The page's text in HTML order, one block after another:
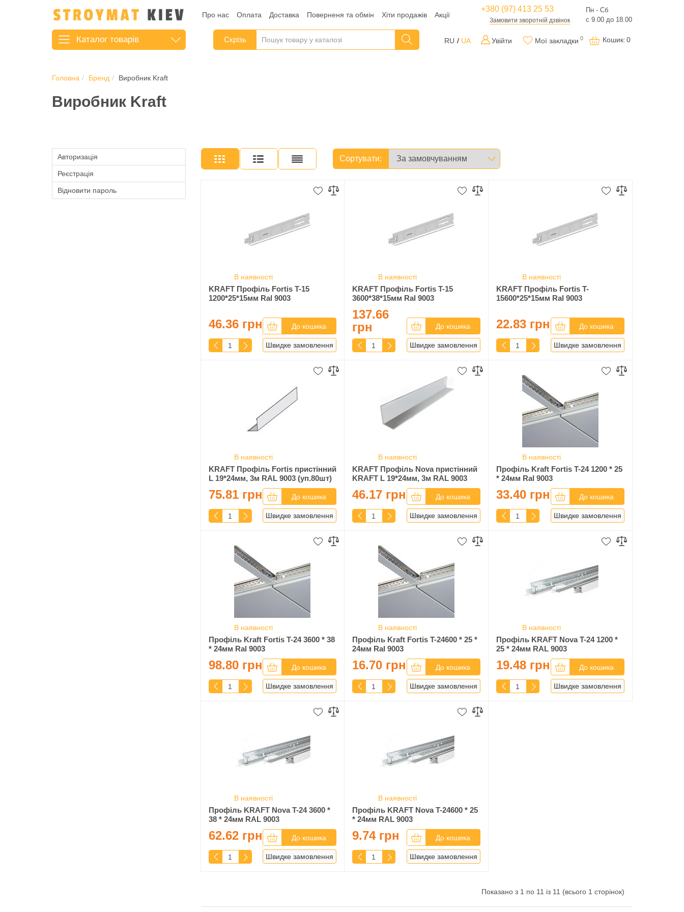
Про нас Оплата Доставка Поверненя та обмін Хіти продажів Акції
+380 (97) 413 25 53
Замовити зворотній дзвінок
Пн - Сб
с 9.00 до 18.00
Каталог товарів Скрізь RU UA Увійти Мої закладки 0 Кошик: 0
Головна Бренд Виробник Kraft
Виробник Kraft
Авторизація
Реєстрація
Відновити пароль
Сортувати:
В наявності
KRAFT Профіль Fortis T-15
1200*25*15мм Ral 9003
46.36 грн До кошика
Швидке замовлення
В наявності
KRAFT Профіль Fortis T-15
3600*38*15мм Ral 9003
137.66
грн
До кошика
Швидке замовлення
В наявності
KRAFT Профіль Fortis T-
15600*25*15мм Ral 9003
22.83 грн До кошика
Швидке замовлення
В наявності
KRAFT Профіль Fortis пристінний
L 19*24мм, 3м RAL 9003 (уп.80шт)
75.81 грн До кошика
Швидке замовлення
В наявності
KRAFT Профіль Nova пристінний
KRAFT L 19*24мм, 3м RAL 9003
46.17 грн До кошика
Швидке замовлення
В наявності
Профіль Kraft Fortis T-24 1200 * 25
* 24мм Ral 9003
33.40 грн До кошика
Швидке замовлення
В наявності
Профіль Kraft Fortis T-24 3600 * 38
* 24мм Ral 9003
98.80 грн До кошика
Швидке замовлення
В наявності
Профіль Kraft Fortis T-24600 * 25 *
24мм Ral 9003
16.70 грн До кошика
Швидке замовлення
В наявності
Профіль KRAFT Nova T-24 1200 *
25 * 24мм RAL 9003
19.48 грн До кошика
Швидке замовлення
В наявності
Профіль KRAFT Nova T-24 3600 *
38 * 24мм RAL 9003
62.62 грн До кошика
Швидке замовлення
В наявності
Профіль KRAFT Nova T-24600 * 25
* 24мм RAL 9003
9.74 грн До кошика
Швидке замовлення
Показано з 1 по 11 із 11 (всього 1 сторінок)